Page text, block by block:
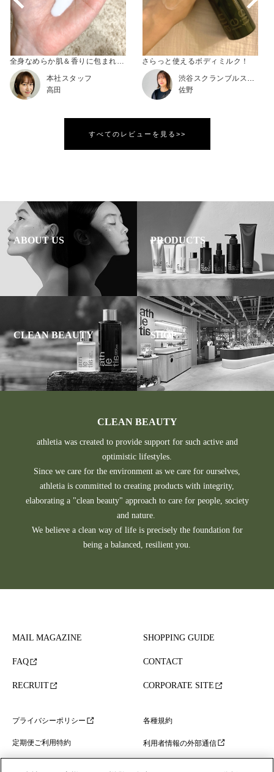
全身なめらか肌＆香りに包まれる新ボディミルク
本社スタッフ
高田
さらっと使えるボディミルク！
渋谷スクランブルスクエア
佐野
すべてのレビューを見る>>
ABOUT US PRODUCTS
CLEAN BEAUTY SHOP
CLEAN BEAUTY
athletia was created to provide support for such active and
optimistic lifestyles.
Since we care for the environment as we care for ourselves,
athletia is committed to creating products with integrity,
elaborating a "clean beauty" approach to care for people, society
and nature.
We believe a clean way of life is precisely the foundation for
being a balanced, resilient you.
MAIL MAGAZINE SHOPPING GUIDE
FAQ CONTACT
RECRUIT CORPORATE SITE
プライバシーポリシー 各種規約
定期便ご利用特約 利用者情報の外部通信